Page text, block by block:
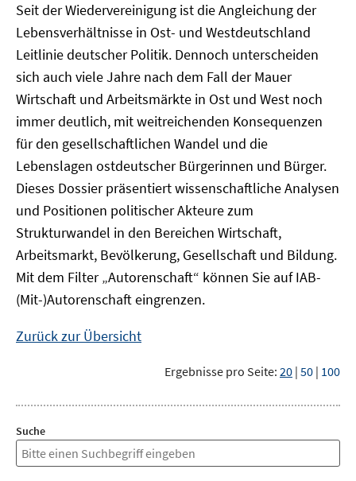
Seit der Wiedervereinigung ist die Angleichung der
Lebensverhältnisse in Ost- und Westdeutschland
Leitlinie deutscher Politik. Dennoch unterscheiden
sich auch viele Jahre nach dem Fall der Mauer
Wirtschaft und Arbeitsmärkte in Ost und West noch
immer deutlich, mit weitreichenden Konsequenzen
für den gesellschaftlichen Wandel und die
Lebenslagen ostdeutscher Bürgerinnen und Bürger.
Dieses Dossier präsentiert wissenschaftliche Analysen
und Positionen politischer Akteure zum
Strukturwandel in den Bereichen Wirtschaft,
Arbeitsmarkt, Bevölkerung, Gesellschaft und Bildung.
Mit dem Filter „Autorenschaft“ können Sie auf IAB-
(Mit-)Autorenschaft eingrenzen.
Zurück zur Übersicht
Ergebnisse pro Seite: 20 | 50 | 100
Suche